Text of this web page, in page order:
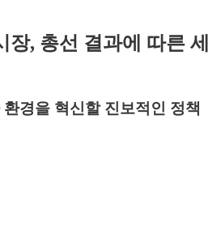
장, 총선 결과에 따른 세
경을 혁신할 진보적인 정책